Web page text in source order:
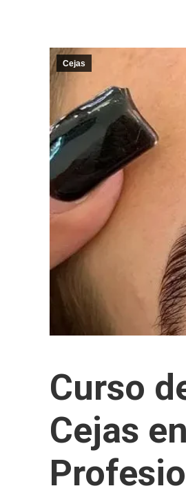
Cejas
Curso
Cejas